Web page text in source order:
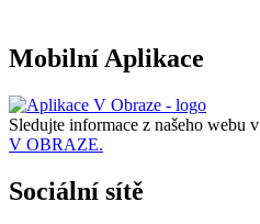
Mobilní Aplikace
Sledujte informace z našeho webu v
V OBRAZE.
Sociální sítě